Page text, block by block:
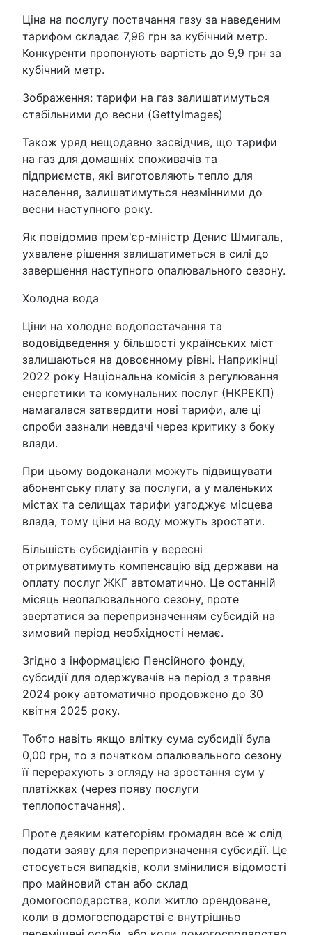
Ціна на послугу постачання газу за наведеним
тарифом складає 7,96 грн за кубічний метр.
Конкуренти пропонують вартість до 9,9 грн за
кубічний метр.
Зображення: тарифи на газ залишатимуться
стабільними до весни (GettyImages)
Також уряд нещодавно засвідчив, що тарифи
на газ для домашніх споживачів та
підприємств, які виготовляють тепло для
населення, залишатимуться незмінними до
весни наступного року.
Як повідомив прем'єр-міністр Денис Шмигаль,
ухвалене рішення залишатиметься в силі до
завершення наступного опалювального сезону.
Холодна вода
Ціни на холодне водопостачання та
водовідведення у більшості українських міст
залишаються на довоєнному рівні. Наприкінці
2022 року Національна комісія з регулювання
енергетики та комунальних послуг (НКРЕКП)
намагалася затвердити нові тарифи, але ці
спроби зазнали невдачі через критику з боку
влади.
При цьому водоканали можуть підвищувати
абонентську плату за послуги, а у маленьких
містах та селищах тарифи узгоджує місцева
влада, тому ціни на воду можуть зростати.
Більшість субсидіантів у вересні
отримуватимуть компенсацію від держави на
оплату послуг ЖКГ автоматично. Це останній
місяць неопалювального сезону, проте
звертатися за перепризначенням субсидій на
зимовий період необхідності немає.
Згідно з інформацією Пенсійного фонду,
субсидії для одержувачів на період з травня
2024 року автоматично продовжено до 30
квітня 2025 року.
Тобто навіть якщо влітку сума субсидії була
0,00 грн, то з початком опалювального сезону
її перерахують з огляду на зростання сум у
платіжках (через появу послуги
теплопостачання).
Проте деяким категоріям громадян все ж слід
подати заяву для перепризначення субсидії. Це
стосується випадків, коли змінилися відомості
про майновий стан або склад
домогосподарства, коли житло орендоване,
коли в домогосподарстві є внутрішньо